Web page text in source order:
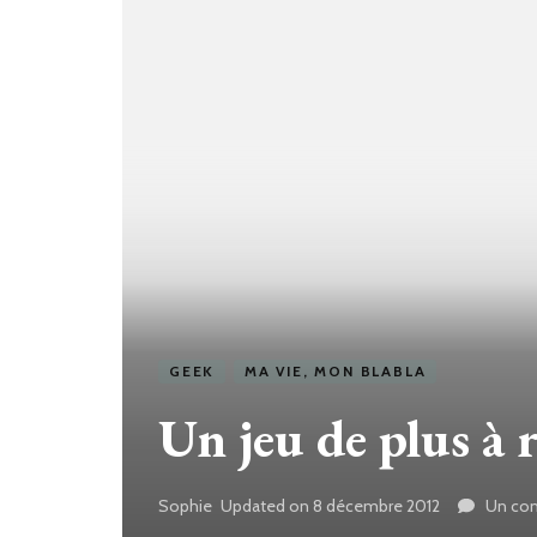
GEEK MA VIE, MON BLABLA
Un jeu de plus
Sophie Updated on 8 décembre 2012 Un